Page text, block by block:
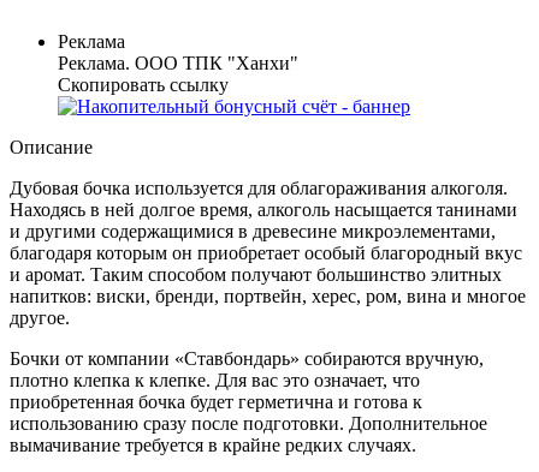
Реклама
Реклама. ООО ТПК "Ханхи"
Скопировать ссылку
Описание
Дубовая бочка используется для облагораживания алкоголя.
Находясь в ней долгое время, алкоголь насыщается танинами
и другими содержащимися в древесине микроэлементами,
благодаря которым он приобретает особый благородный вкус
и аромат. Таким способом получают большинство элитных
напитков: виски, бренди, портвейн, херес, ром, вина и многое
другое.
Бочки от компании «Ставбондарь» собираются вручную,
плотно клепка к клепке. Для вас это означает, что
приобретенная бочка будет герметична и готова к
использованию сразу после подготовки. Дополнительное
вымачивание требуется в крайне редких случаях.